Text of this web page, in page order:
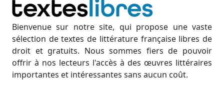
Bienvenue sur notre site, qui propose une vaste
sélection de textes de littérature française libres de
droit et gratuits. Nous sommes fiers de pouvoir
offrir à nos lecteurs l'accès à des œuvres littéraires
importantes et intéressantes sans aucun coût.